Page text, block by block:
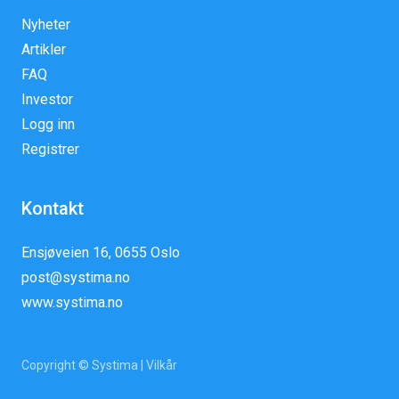
Nyheter
Artikler
FAQ
Investor
Logg inn
Registrer
Kontakt
Ensjøveien 16, 0655 Oslo
post@systima.no
www.systima.no
Copyright © Systima | Vilkår